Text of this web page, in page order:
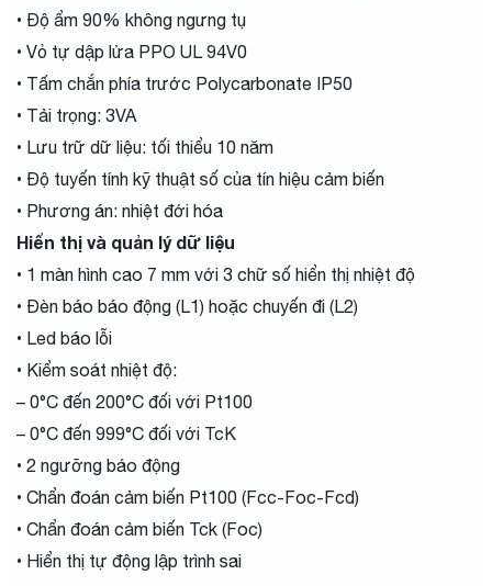
• Độ ẩm 90% không ngưng tụ
• Vỏ tự dập lửa PPO UL 94V0
• Tấm chắn phía trước Polycarbonate IP50
• Tải trọng: 3VA
• Lưu trữ dữ liệu: tối thiểu 10 năm
• Độ tuyến tính kỹ thuật số của tín hiệu cảm biến
• Phương án: nhiệt đới hóa
Hiển thị và quản lý dữ liệu
• 1 màn hình cao 7 mm với 3 chữ số hiển thị nhiệt độ
• Đèn báo báo động (L1) hoặc chuyến đi (L2)
• Led báo lỗi
• Kiểm soát nhiệt độ:
– 0°C đến 200°C đối với Pt100
– 0°C đến 999°C đối với TcK
• 2 ngưỡng báo động
• Chẩn đoán cảm biến Pt100 (Fcc-Foc-Fcd)
• Chẩn đoán cảm biến Tck (Foc)
• Hiển thị tự động lập trình sai